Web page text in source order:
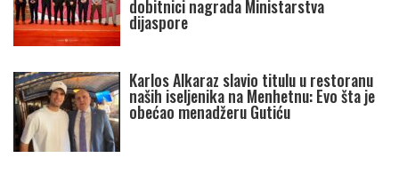
dobitnici nagrada Ministarstva
dijaspore
Karlos Alkaraz slavio titulu u restoranu
naših iseljenika na Menhetnu: Evo šta je
obećao menadžeru Gutiću